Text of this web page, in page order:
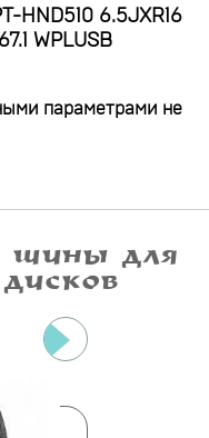
HND510 6.5JXR16
WPLUSB
параметрами не
ШИНЫ ДЛЯ